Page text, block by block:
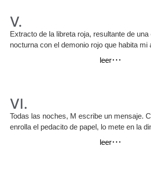
V.
Extracto de la libreta roja, resultante de
nocturna con el demonio rojo que habita mi
leer
VI.
Todas las noches, M escribe un mensaje.
enrolla el pedacito de papel, lo mete en la
leer